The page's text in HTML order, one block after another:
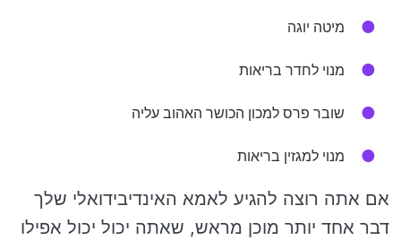
מיטה יוגה
מנוי לחדר בריאות
שובר פרס למכון הכושר האהוב עליה
מנוי למגזין בריאות
אם אתה רוצה להגיע לאמא האינדיבידואלי שלך
דבר אחד יותר מוכן מראש, שאתה יכול יכול אפילו